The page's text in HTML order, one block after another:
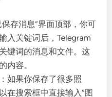
保存消息”界面顶部，你可
入关键词后，Telegram
键词的消息和文件。这
内容。
：如果你保存了很多照
在搜索框中直接输入“图